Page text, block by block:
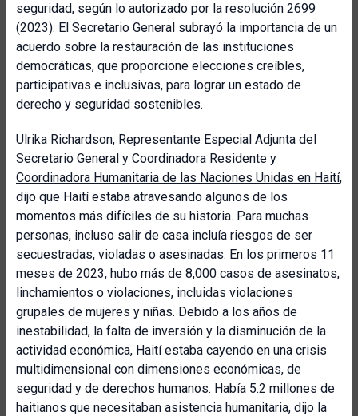
seguridad, según lo autorizado por la resolución 2699
(2023). El Secretario General subrayó la importancia de un
acuerdo sobre la restauración de las instituciones
democráticas, que proporcione elecciones creíbles,
participativas e inclusivas, para lograr un estado de
derecho y seguridad sostenibles.
Ulrika Richardson, Representante Especial Adjunta del
Secretario General y Coordinadora Residente y
Coordinadora Humanitaria de las Naciones Unidas en Haití,
dijo que Haití estaba atravesando algunos de los
momentos más difíciles de su historia. Para muchas
personas, incluso salir de casa incluía riesgos de ser
secuestradas, violadas o asesinadas. En los primeros 11
meses de 2023, hubo más de 8,000 casos de asesinatos,
linchamientos o violaciones, incluidas violaciones
grupales de mujeres y niñas. Debido a los años de
inestabilidad, la falta de inversión y la disminución de la
actividad económica, Haití estaba cayendo en una crisis
multidimensional con dimensiones económicas, de
seguridad y de derechos humanos. Había 5.2 millones de
haitianos que necesitaban asistencia humanitaria, dijo la